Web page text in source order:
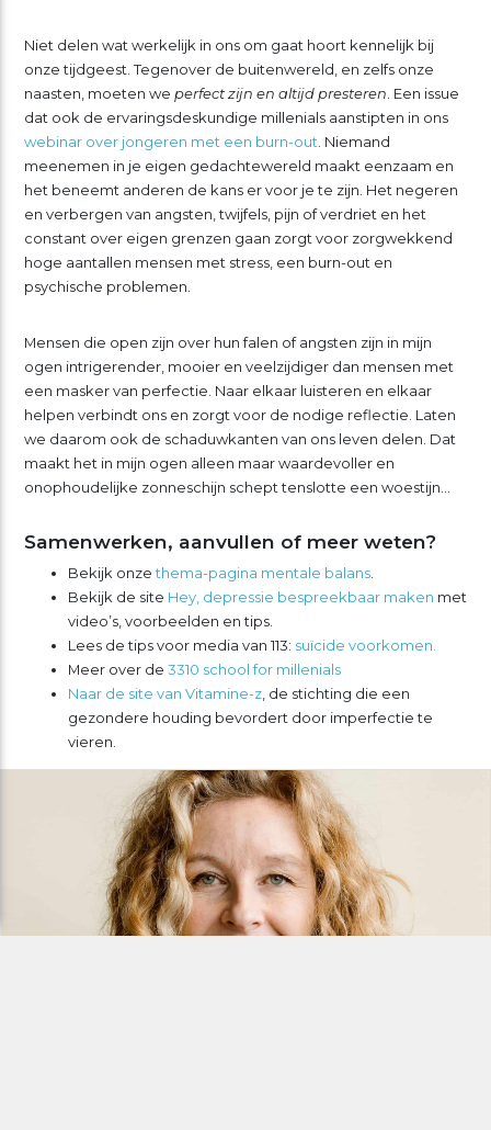
Niet delen wat werkelijk in ons om gaat hoort kennelijk bij
onze tijdgeest. Tegenover de buitenwereld, en zelfs onze
naasten, moeten we perfect zijn en altijd presteren . Een issue
dat ook de ervaringsdeskundige millenials aanstipten in ons
webinar over jongeren met een burn-out . Niemand
meenemen in je eigen gedachtewereld maakt eenzaam en
het beneemt anderen de kans er voor je te zijn. Het negeren
en verbergen van angsten, twijfels, pijn of verdriet en het
constant over eigen grenzen gaan zorgt voor zorgwekkend
hoge aantallen mensen met stress, een burn-out en
psychische problemen.
Mensen die open zijn over hun falen of angsten zijn in mijn
ogen intrigerender, mooier en veelzijdiger dan mensen met
een masker van perfectie. Naar elkaar luisteren en elkaar
helpen verbindt ons en zorgt voor de nodige reflectie. Laten
we daarom ook de schaduwkanten van ons leven delen. Dat
maakt het in mijn ogen alleen maar waardevoller en
onophoudelijke zonneschijn schept tenslotte een woestijn…
Samenwerken, aanvullen of meer weten?
Bekijk onzethema-pagina mentale balans.
Bekijk de site Hey, depressie bespreekbaar maken met
video’s, voorbeelden en tips.
Lees de tips voor media van 113: suïcide voorkomen.
Meer over de 3310 school for millenials
Naar de site van Vitamine-z, de stichting die een
gezondere houding bevordert door imperfectie te
vieren.